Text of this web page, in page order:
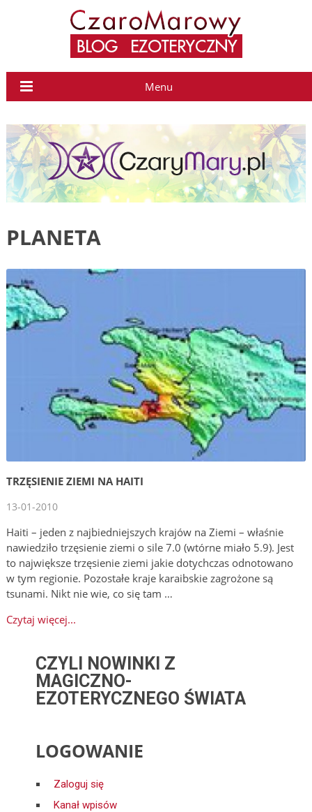
Menu
PLANETA
TRZĘSIENIE ZIEMI NA HAITI
13-01-2010
Haiti – jeden z najbiedniejszych krajów na Ziemi – właśnie
nawiedziło trzęsienie ziemi o sile 7.0 (wtórne miało 5.9). Jest
to największe trzęsienie ziemi jakie dotychczas odnotowano
w tym regionie. Pozostałe kraje karaibskie zagrożone są
tsunami. Nikt nie wie, co się tam …
Czytaj więcej...
CZYLI NOWINKI Z
MAGICZNO-
EZOTERYCZNEGO ŚWIATA
LOGOWANIE
Zaloguj się
Kanał wpisów